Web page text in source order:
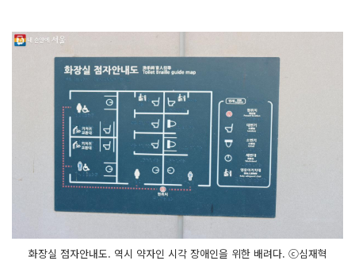
화장실 점자안내도. 역시 약자인 시각 장애인을 위한 배려다. ⓒ심재혁